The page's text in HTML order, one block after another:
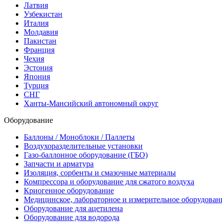
Латвия
Узбекистан
Италия
Молдавия
Пакистан
Франция
Чехия
Эстония
Япония
Турция
СНГ
Ханты-Мансийский автономный округ
Оборудование
Баллоны / Моноблоки / Паллеты
Воздухоразделительные установки
Газо-баллонное оборудование (ГБО)
Запчасти и арматура
Изоляция, сорбенты и смазочные материалы
Компрессора и оборудование для сжатого воздуха
Криогенное оборудование
Медицинское, лабораторное и измерительное
Оборудование для ацетилена
Оборудование для водорода